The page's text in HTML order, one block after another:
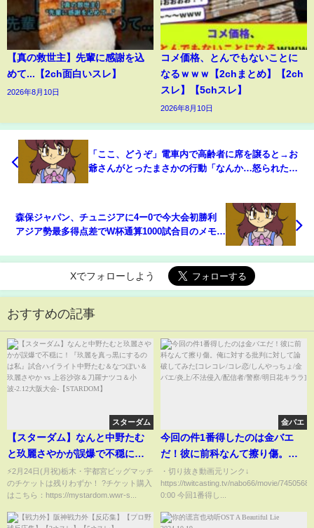
【真の救世主】先輩に感謝を込
めて...【2ch面白いスレ】
2026年8月10日
コメ価格、とんでもないことに
なるｗｗｗ【2chまとめ】【2ch
スレ】【5chスレ】
2026年8月10日
「ここ、どうぞ」電車内で高齢者に席を譲ると→お
爺さんがとったまさかの行動「なんか…怒られた感
森保ジャパン、チュニジアに4ー0で今大会初勝利
アジア勢最多得点差でW杯通算1000試合目のメモリ
Xでフォローしよう
おすすめの記事
スターダム
【スターダム】なんと中野たむ
と玖麗さやかが誤爆で不穏に！
『玖麗を真っ黒にするのは私』
試合ハイライト中野たむ＆なつ
ぽい＆玖麗さやか vs 上谷沙弥＆
刀羅ナツコ＆小波-2.12大阪大会-
⚡2月24日(月祝)栃木・宇都宮ビッグマッチ
のチケットは残りわずか！ ?チケット購入
はこちら：https://mystardom.wwr-s...
金バエ
今回の件1番得したのは金バエ
だ！彼に前科なんて擦り傷。俺
に対する批判に対して論破して
みた[コレコレ/コレ恋/しんやっち
ょ/金バエ/炎上/不法侵入/配信者/
警察/明日花キララ]
・切り抜き動画元リンク↓
https://twitcasting.tv/nabo66/movie/
0:00 今回1番得し...